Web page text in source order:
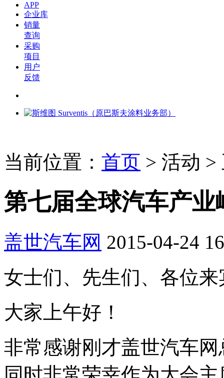
APP
企业库
销量
查询
采购
项目
用户
反馈
当前位置： 首页 > 活动 >
第七届全球汽车产
盖世汽车网 2015-04-24
女士们、先生们、各位
大家上午好！
非常感谢刚才盖世汽车网